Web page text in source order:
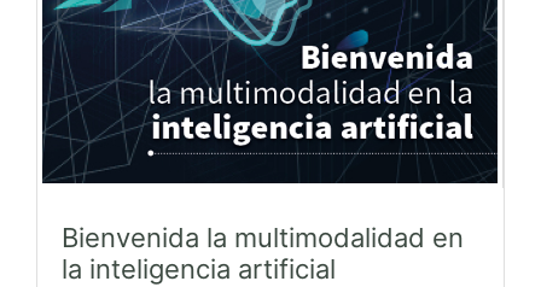
Bienvenida la multimodalidad en
la inteligencia artificial